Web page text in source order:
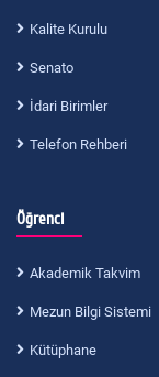
Kalite Kurulu
Senato
İdari Birimler
Telefon Rehberi
Öğrenci
Akademik Takvim
Mezun Bilgi Sistemi
Kütüphane